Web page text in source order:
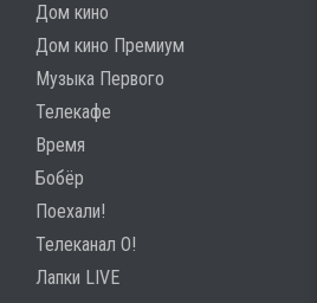
Дом кино
Дом кино Премиум
Музыка Первого
Телекафе
Время
Бобёр
Поехали!
Телеканал О!
Лапки LIVE